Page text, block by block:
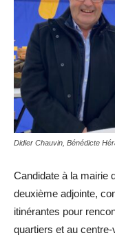
Didier Chauvin, Bénédicte
Candidate à la mairie
deuxième adjointe,
itinérantes pour
quartiers et au centre-